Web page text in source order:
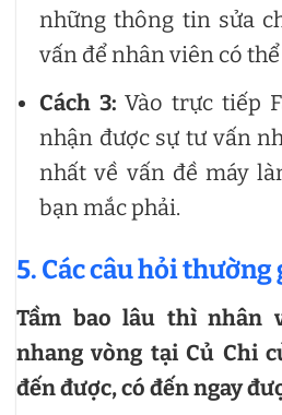
những thông tin sửa
vấn để nhân viên có
Cách 3: Vào trực tiếp
nhận được sự tư vấn
nhất về vấn đề máy
bạn mắc phải.
5. Các câu hỏi thường
Tầm bao lâu thì nhân
nhang vòng tại Củ Chi
đến được, có đến ngay